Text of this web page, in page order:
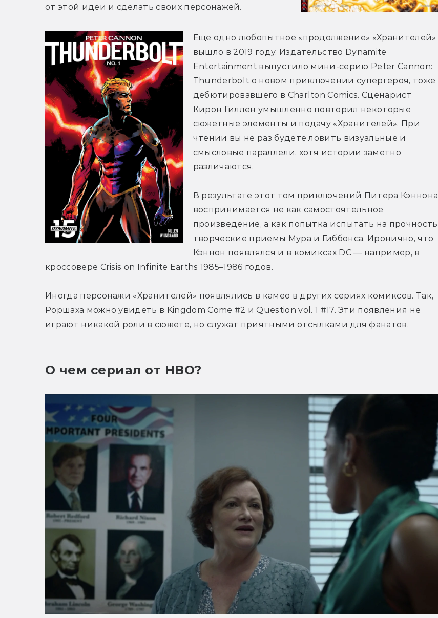
от этой идеи и сделать своих персонажей.
Еще одно любопытное «продолжение» «Хранителей»
вышло в 2019 году. Издательство Dynamite
Entertainment выпустило мини-серию Peter Cannon:
Thunderbolt о новом приключении супергероя, тоже
дебютировавшего в Charlton Comics. Сценарист
Кирон Гиллен умышленно повторил некоторые
сюжетные элементы и подачу «Хранителей». При
чтении вы не раз будете ловить визуальные и
смысловые параллели, хотя истории заметно
различаются.
В результате этот том приключений Питера Кэннона
воспринимается не как самостоятельное
произведение, а как попытка испытать на прочность
творческие приемы Мура и Гиббонса. Иронично, что
Кэннон появлялся и в комиксах DC — например, в
кроссовере Crisis on Infinite Earths 1985–1986 годов.
Иногда персонажи «Хранителей» появлялись в камео в других сериях комиксов. Так,
Роршаха можно увидеть в Kingdom Come #2 и Question vol. 1 #17. Эти появления не
играют никакой роли в сюжете, но служат приятными отсылками для фанатов.
О чем сериал от HBO?